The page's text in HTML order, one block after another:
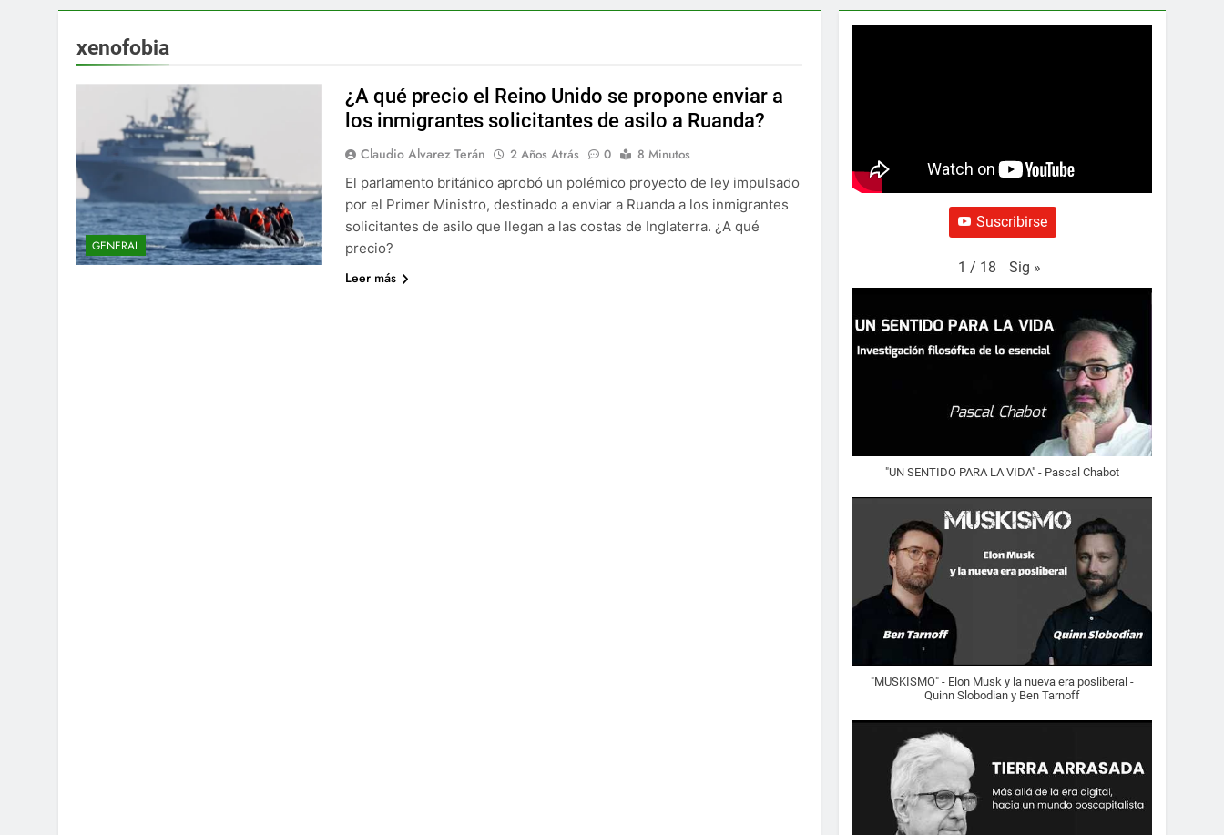
xenofobia
GENERAL
¿A qué precio el Reino Unido se propone enviar a
los inmigrantes solicitantes de asilo a Ruanda?
Claudio Alvarez Terán 2 Años Atrás 0
8 Minutos
El parlamento británico aprobó un polémico proyecto de ley impulsado
por el Primer Ministro, destinado a enviar a Ruanda a los inmigrantes
solicitantes de asilo que llegan a las costas de Inglaterra. ¿A qué
precio?
Leer más
Suscribirse
1 / 18 Sig »
"UN SENTIDO PARA LA VIDA" - Pascal Chabot
"MUSKISMO" - Elon Musk y la nueva era posliberal -
Quinn Slobodian y Ben Tarnoff